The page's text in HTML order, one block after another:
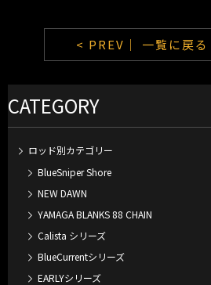
< PREV｜ 一覧に戻る
CATEGORY
ロッド別カテゴリー
BlueSniper Shore
NEW DAWN
YAMAGA BLANKS 88 CHAIN
Calista シリーズ
BlueCurrentシリーズ
EARLYシリーズ